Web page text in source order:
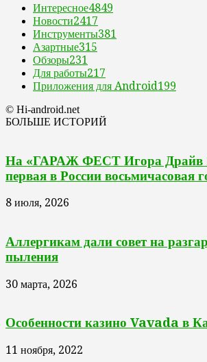
Интересное4849
Новости2417
Инструменты381
Азартные315
Обзоры231
Для работы217
Приложения для Android199
© Hi-android.net
БОЛЬШЕ ИСТОРИЙ
На «ГАРАЖ ФЕСТ Игора Драйв
первая в России восьмичасовая
8 июля, 2026
Аллергикам дали совет на
пыления
30 марта, 2026
Особенности казино Vavada в
11 ноября, 2022